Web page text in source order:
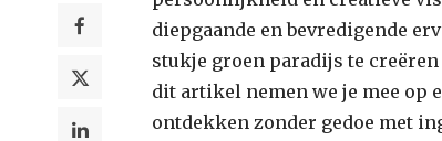
diepgaande en bevredigende
stukje groen paradijs te
dit artikel nemen we je mee op
ontdekken zonder gedoe met